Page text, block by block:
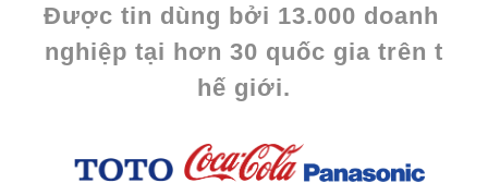
Được tin dùng bởi 13.000 doanh
nghiệp tại hơn 30 quốc gia trên t
hế giới.